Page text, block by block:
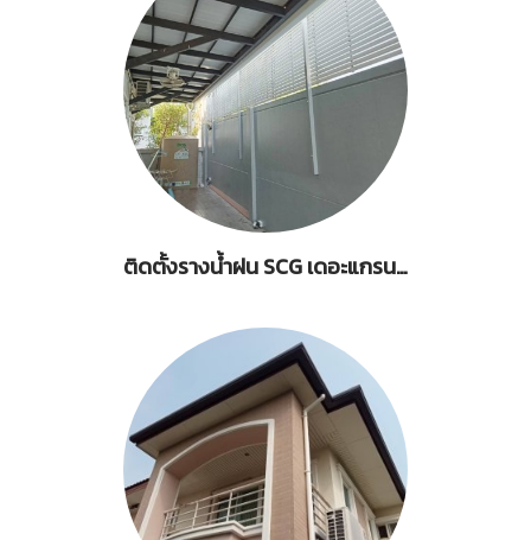
ติดตั้งรางน้ำฝน SCG เดอะแกรนด์ ปิ่นเกล้า ทวีวัฒนา กรุงเทพมหานคร